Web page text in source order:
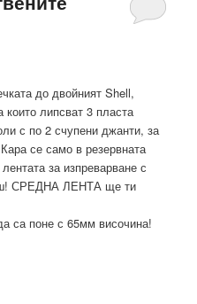
до двойният Shell,
липсват 3 пласта
с по 2 счупени джанти, за
се само в резервната
за изпреварване с
СРЕДНА ЛЕНТА ще ти
са поне с 65мм височина!